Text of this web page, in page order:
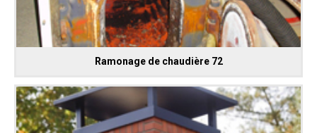
Ramonage de chaudière 72